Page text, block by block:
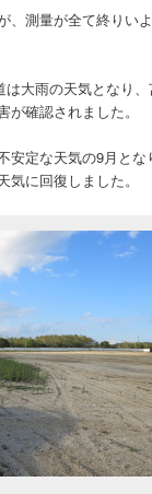
、測量が全て終りい
は大雨の天気となり
確認されました。
安定な天気の9月と
に回復しました。